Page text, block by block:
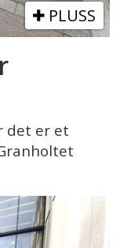
PLUSS
det er et